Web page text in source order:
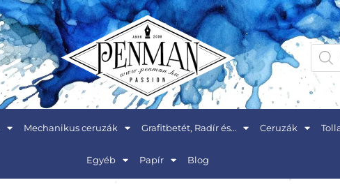
Mechanikus ceruzák Grafitbetét, Radír és… Ceruzák
Egyéb Papír Blog